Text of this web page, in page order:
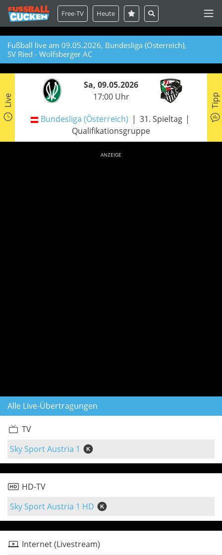
Free-TV Heute
Fußball live am 09.05.2026, Bundesliga (Österreich),
SV Ried - Wolfsberger AC
Live
Sa, 09.05.2026
17:00 Uhr
Bundesliga (Österreich)
31. Spieltag
Qualifikationsgruppe
Tipp
ANZEIGE
Alle Live-Übertragungen
TV
Sky Sport Austria 1
HD-TV
Sky Sport Austria 1 HD
Internet (Livestream)